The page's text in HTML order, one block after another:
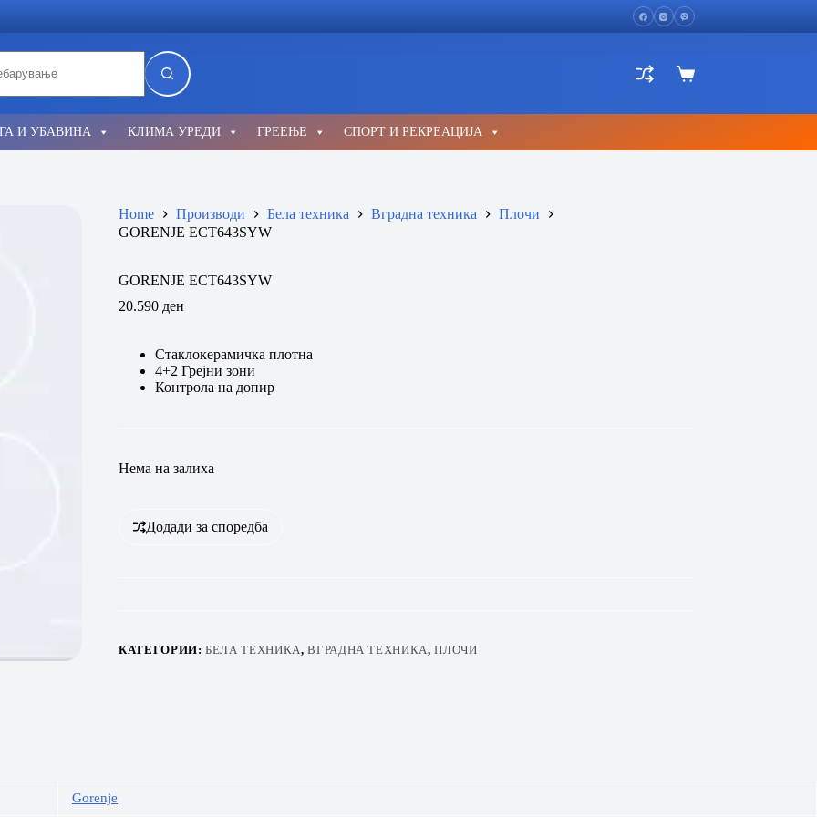
Shopping
И УБАВИНА КЛИМА УРЕДИ ГРЕЕЊЕ СПОРТ И РЕКРЕАЦИЈА
Home Производи Бела техника Вградна техника
Плочи
GORENJE ECT643SYW
GORENJE ECT643SYW
20.590 ден
Стаклокерамичка плотна
4+2 Грејни зони
Контрола на допир
Нема на залиха
Додади за споредба
КАТЕГОРИИ:БЕЛА ТЕХНИКА,ВГРАДНА ТЕХНИКА,ПЛОЧИ
Gorenje